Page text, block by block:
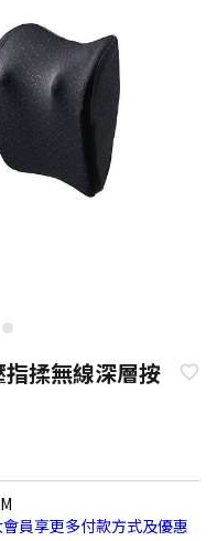
揉無線深層按
員享更多付款方式及優惠